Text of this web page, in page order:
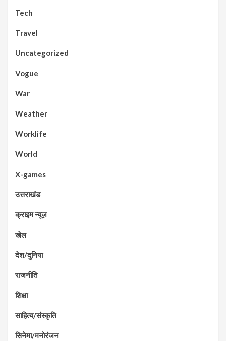
Tech
Travel
Uncategorized
Vogue
War
Weather
Worklife
World
X-games
उत्तराखंड
क्राइम न्यूज़
खेल
देश/दुनिया
राजनीति
शिक्षा
साहित्य/संस्कृति
सिनेमा/मनोरंजन